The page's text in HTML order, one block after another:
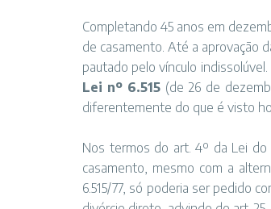
Completando 45 anos em
de casamento. Até a aprovação
pautado pelo vínculo
Lei nº 6.515(de 26 de
diferentemente do que é visto
Nos termos do art. 4º da Lei
casamento, mesmo com a
6.515/77, só poderia ser pedido